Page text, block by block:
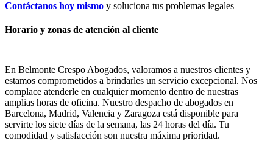
Contáctanos hoy mismo y soluciona tus problemas legales
Horario y zonas de atención al cliente
En Belmonte Crespo Abogados, valoramos a nuestros clientes y
estamos comprometidos a brindarles un servicio excepcional. Nos
complace atenderle en cualquier momento dentro de nuestras
amplias horas de oficina. Nuestro despacho de abogados en
Barcelona, Madrid, Valencia y Zaragoza está disponible para
servirte los siete días de la semana, las 24 horas del día. Tu
comodidad y satisfacción son nuestra máxima prioridad.